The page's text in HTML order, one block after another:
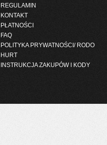
REGULAMIN
KONTAKT
PŁATNOŚCI
FAQ
POLITYKA PRYWATNOŚCI/ RODO
HURT
INSTRUKCJA ZAKUPÓW I KODY